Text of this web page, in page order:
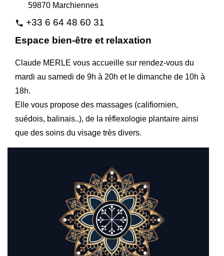
59870 Marchiennes
phone +33 6 64 48 60 31
Espace bien-être et relaxation
Claude MERLE vous accueille sur rendez-vous du
mardi au samedi de 9h à 20h et le dimanche de 10h à
18h.
Elle vous propose des massages (califiornien,
suédois, balinais..), de la réflexologie plantaire ainsi
que des soins du visage très divers.